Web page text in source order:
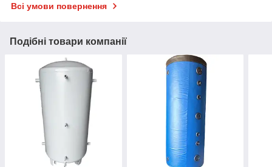
Всі умови повернення
Подібні товари компанії